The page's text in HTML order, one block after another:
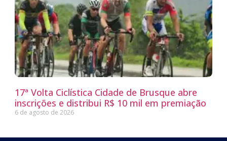
17ª Volta Ciclística Cidade de Brusque abre
inscrições e distribui R$ 10 mil em premiação
6 de agosto de 2026